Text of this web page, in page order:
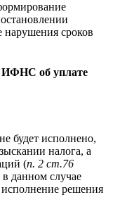
нарушения сроков
ИФНС об уплате
будет исполнено,
налога, а
(п. 2 ст.76
данном случае
исполнение решения